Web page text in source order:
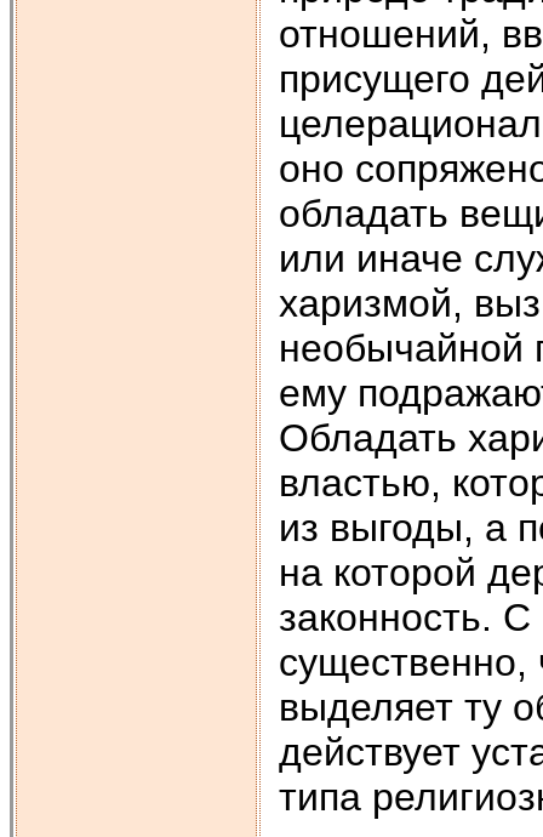
отношений,
присущего
оно
обладать
или иначе
харизмой,
необычайной
ему
Обладать
властью,
из выгоды, а
на которой
законность. С
существенно,
выделяет ту
действует
типа